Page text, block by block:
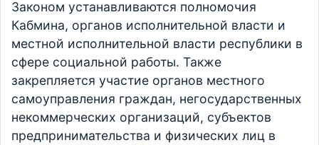
Законом устанавливаются полномочия
Кабмина, органов исполнительной власти и
местной исполнительной власти республики в
сфере социальной работы. Также
закрепляется участие органов местного
самоуправления граждан, негосударственных
некоммерческих организаций, субъектов
предпринимательства и физических лиц в